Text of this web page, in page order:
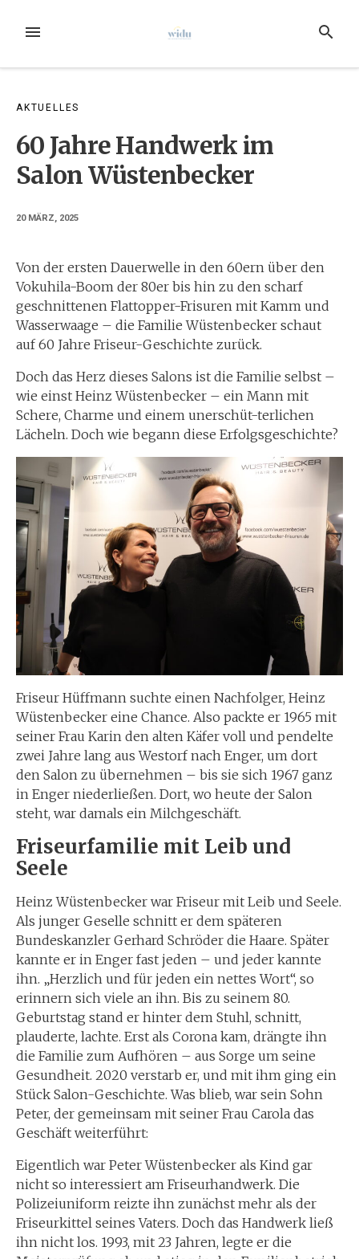
InhaltMENÜ SUCHE
AKTUELLES
60 Jahre Handwerk im
Salon Wüstenbecker
20 MÄRZ, 2025
Von der ersten Dauerwelle in den 60ern über den
Vokuhila-Boom der 80er bis hin zu den scharf
geschnittenen Flattopper-Frisuren mit Kamm und
Wasserwaage – die Familie Wüstenbecker schaut
auf 60 Jahre Friseur-Geschichte zurück.
Doch das Herz dieses Salons ist die Familie selbst –
wie einst Heinz Wüstenbecker – ein Mann mit
Schere, Charme und einem unerschüt-terlichen
Lächeln. Doch wie begann diese Erfolgsgeschichte?
Friseur Hüffmann suchte einen Nachfolger, Heinz
Wüstenbecker eine Chance. Also packte er 1965 mit
seiner Frau Karin den alten Käfer voll und pendelte
zwei Jahre lang aus Westorf nach Enger, um dort
den Salon zu übernehmen – bis sie sich 1967 ganz
in Enger niederließen. Dort, wo heute der Salon
steht, war damals ein Milchgeschäft.
Friseurfamilie mit Leib und
Seele
Heinz Wüstenbecker war Friseur mit Leib und Seele.
Als junger Geselle schnitt er dem späteren
Bundeskanzler Gerhard Schröder die Haare. Später
kannte er in Enger fast jeden – und jeder kannte
ihn. „Herzlich und für jeden ein nettes Wort“, so
erinnern sich viele an ihn. Bis zu seinem 80.
Geburtstag stand er hinter dem Stuhl, schnitt,
plauderte, lachte. Erst als Corona kam, drängte ihn
die Familie zum Aufhören – aus Sorge um seine
Gesundheit. 2020 verstarb er, und mit ihm ging ein
Stück Salon-Geschichte. Was blieb, war sein Sohn
Peter, der gemeinsam mit seiner Frau Carola das
Geschäft weiterführt:
Eigentlich war Peter Wüstenbecker als Kind gar
nicht so interessiert am Friseurhandwerk. Die
Polizeiuniform reizte ihn zunächst mehr als der
Friseurkittel seines Vaters. Doch das Handwerk ließ
ihn nicht los. 1993, mit 23 Jahren, legte er die